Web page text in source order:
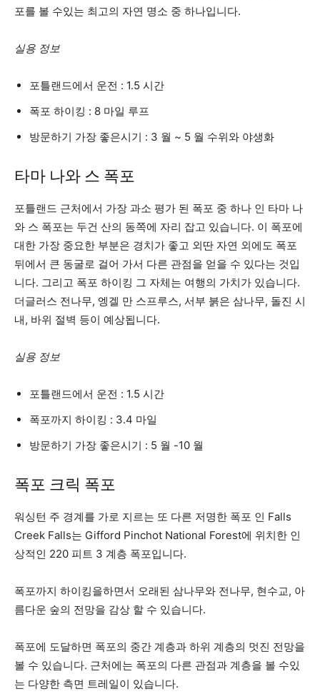
포를 볼 수있는 최고의 자연 명소 중 하나입니다.
실용 정보
포틀랜드에서 운전 : 1.5 시간
폭포 하이킹 : 8 마일 루프
방문하기 가장 좋은시기 : 3 월 ~ 5 월 수위와 야생화
타마 나와 스 폭포
포틀랜드 근처에서 가장 과소 평가 된 폭포 중 하나 인 타마 나
와 스 폭포는 두건 산의 동쪽에 자리 잡고 있습니다. 이 폭포에
대한 가장 중요한 부분은 경치가 좋고 외딴 자연 외에도 폭포
뒤에서 큰 동굴로 걸어 가서 다른 관점을 얻을 수 있다는 것입
니다. 그리고 폭포 하이킹 그 자체는 여행의 가치가 있습니다.
더글러스 전나무, 엥겔 만 스프루스, 서부 붉은 삼나무, 돌진 시
내, 바위 절벽 등이 예상됩니다.
실용 정보
포틀랜드에서 운전 : 1.5 시간
폭포까지 하이킹 : 3.4 마일
방문하기 가장 좋은시기 : 5 월 -10 월
폭포 크릭 폭포
워싱턴 주 경계를 가로 지르는 또 다른 저명한 폭포 인 Falls
Creek Falls는 Gifford Pinchot National Forest에 위치한 인
상적인 220 피트 3 계층 폭포입니다.
폭포까지 하이킹을하면서 오래된 삼나무와 전나무, 현수교, 아
름다운 숲의 전망을 감상 할 수 있습니다.
폭포에 도달하면 폭포의 중간 계층과 하위 계층의 멋진 전망을
볼 수 있습니다. 근처에는 폭포의 다른 관점과 계층을 볼 수있
는 다양한 측면 트레일이 있습니다.